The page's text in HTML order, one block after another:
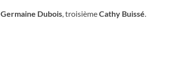
Germaine Dubois , troisièmeCathy Buissé